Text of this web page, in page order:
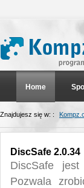
Home
Znajdujesz się w: :
DiscSafe 2.0.34
DiscSafe
Pozwala